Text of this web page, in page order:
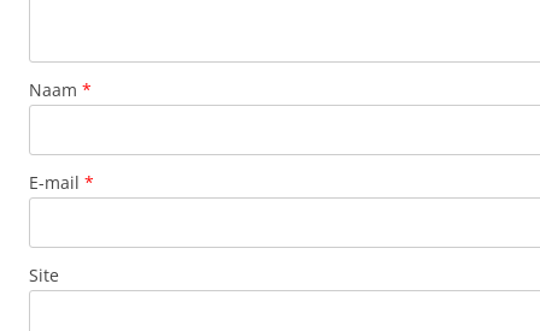
Naam *
E-mail *
Site